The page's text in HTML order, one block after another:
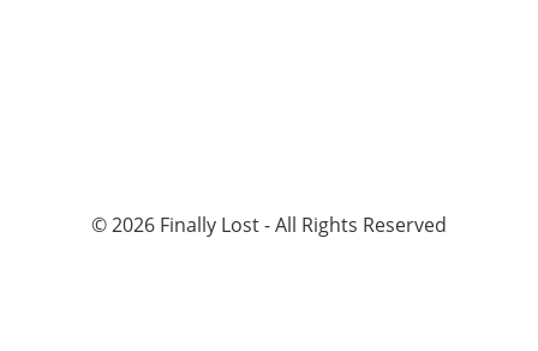
©2026Finally Lost - All Rights Reserved